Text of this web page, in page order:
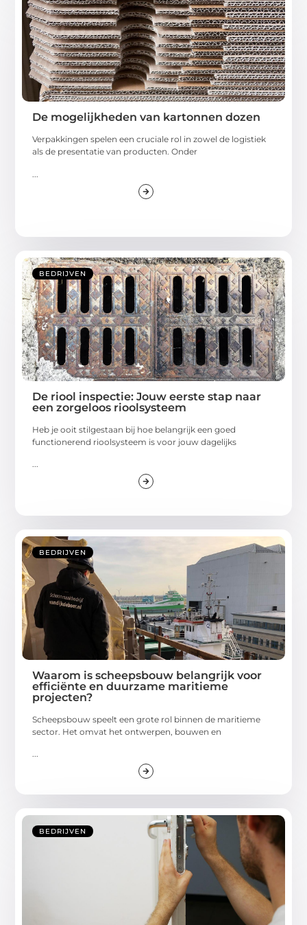
De mogelijkheden van kartonnen dozen
Verpakkingen spelen een cruciale rol in zowel de logistiek
als de presentatie van producten. Onder
BEDRIJVEN
De riool inspectie: Jouw eerste stap naar
een zorgeloos rioolsysteem
Heb je ooit stilgestaan bij hoe belangrijk een goed
functionerend rioolsysteem is voor jouw dagelijks
...
BEDRIJVEN
Waarom is scheepsbouw belangrijk voor
efficiënte en duurzame maritieme
projecten?
Scheepsbouw speelt een grote rol binnen de maritieme
sector. Het omvat het ontwerpen, bouwen en
...
BEDRIJVEN